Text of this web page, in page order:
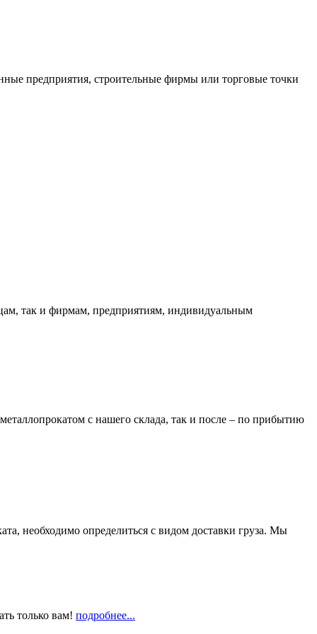
предприятия, строительные фирмы или торговые точки
так и фирмам, предприятиям, индивидуальным
с нашего склада, так и после – по прибытию
необходимо определиться с видом доставки груза. Мы
только вам! подробнее...